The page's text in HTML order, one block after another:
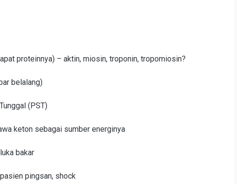
proteinnya) – aktin, miosin, troponin, tropomiosin?
belalang)
(PST)
keton sebagai sumber energinya
bakar
pingsan, shock